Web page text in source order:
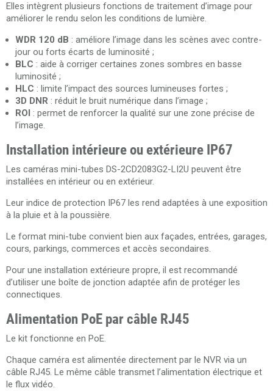
Elles intègrent plusieurs fonctions de traitement d’image pour
améliorer le rendu selon les conditions de lumière.
WDR 120 dB : améliore l’image dans les scènes avec contre-
jour ou forts écarts de luminosité ;
BLC : aide à corriger certaines zones sombres en basse
luminosité ;
HLC : limite l’impact des sources lumineuses fortes ;
3D DNR : réduit le bruit numérique dans l’image ;
ROI : permet de renforcer la qualité sur une zone précise de
l’image.
Installation intérieure ou extérieure IP67
Les caméras mini-tubes DS-2CD2083G2-LI2U peuvent être
installées en intérieur ou en extérieur.
Leur indice de protection IP67 les rend adaptées à une exposition
à la pluie et à la poussière.
Le format mini-tube convient bien aux façades, entrées, garages,
cours, parkings, commerces et accès secondaires.
Pour une installation extérieure propre, il est recommandé
d’utiliser une boîte de jonction adaptée afin de protéger les
connectiques.
Alimentation PoE par câble RJ45
Le kit fonctionne en PoE.
Chaque caméra est alimentée directement par le NVR via un
câble RJ45. Le même câble transmet l’alimentation électrique et
le flux vidéo.